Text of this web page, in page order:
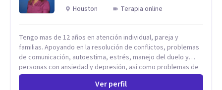
Houston
Terapia online
Tengo mas de 12 años en atención individual, pareja y
familias. Apoyando en la resolución de conflictos, problemas
de comunicación, autoestima, estrés, manejo del duelo y
personas con ansiedad y depresión, así como problemas de
conducta y comportamiento. Desarrollo de personas
Ver perfil